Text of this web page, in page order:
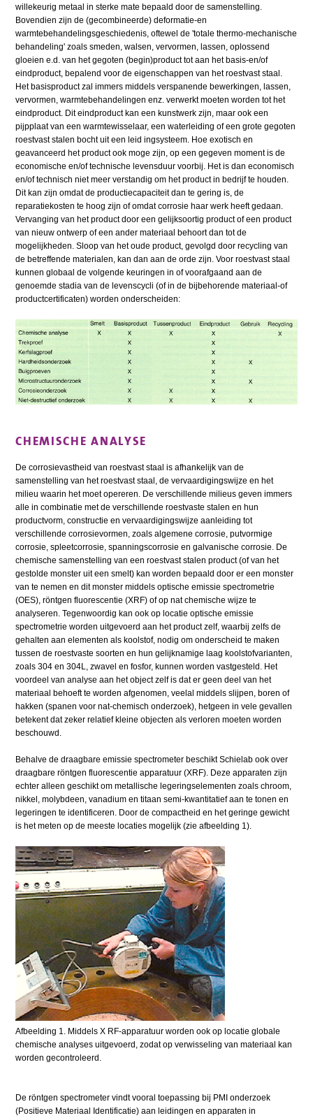
willekeurig metaal in sterke mate bepaald door de samenstelling.
Bovendien zijn de (gecombineerde) deformatie-en
warmtebehandelingsgeschiedenis, oftewel de 'totale thermo-mechanische
behandeling' zoals smeden, walsen, vervormen, lassen, oplossend
gloeien e.d. van het gegoten (begin)product tot aan het basis-en/of
eindproduct, bepalend voor de eigenschappen van het roestvast staal.
Het basisproduct zal immers middels verspanende bewerkingen, lassen,
vervormen, warmtebehandelingen enz. verwerkt moeten worden tot het
eindproduct. Dit eindproduct kan een kunstwerk zijn, maar ook een
pijpplaat van een warmtewisselaar, een waterleiding of een grote gegoten
roestvast stalen bocht uit een leid ingsysteem. Hoe exotisch en
geavanceerd het product ook moge zijn, op een gegeven moment is de
economische en/of technische levensduur voorbij. Het is dan economisch
en/of technisch niet meer verstandig om het product in bedrijf te houden.
Dit kan zijn omdat de productiecapaciteit dan te gering is, de
reparatiekosten te hoog zijn of omdat corrosie haar werk heeft gedaan.
Vervanging van het product door een gelijksoortig product of een product
van nieuw ontwerp of een ander materiaal behoort dan tot de
mogelijkheden. Sloop van het oude product, gevolgd door recycling van
de betreffende materialen, kan dan aan de orde zijn. Voor roestvast staal
kunnen globaal de volgende keuringen in of voorafgaand aan de
genoemde stadia van de levenscycli (of in de bijbehorende materiaal-of
productcertificaten) worden onderscheiden:
CHEMISCHE ANALYSE
De corrosievastheid van roestvast staal is afhankelijk van de
samenstelling van het roestvast staal, de vervaardigingswijze en het
milieu waarin het moet opereren. De verschillende milieus geven immers
alle in combinatie met de verschillende roestvaste stalen en hun
productvorm, constructie en vervaardigingswijze aanleiding tot
verschillende corrosievormen, zoals algemene corrosie, putvormige
corrosie, spleetcorrosie, spanningscorrosie en galvanische corrosie. De
chemische samenstelling van een roestvast stalen product (of van het
gestolde monster uit een smelt) kan worden bepaald door er een monster
van te nemen en dit monster middels optische emissie spectrometrie
(OES), röntgen fluorescentie (XRF) of op nat chemische wijze te
analyseren. Tegenwoordig kan ook op locatie optische emissie
spectrometrie worden uitgevoerd aan het product zelf, waarbij zelfs de
gehalten aan elementen als koolstof, nodig om onderscheid te maken
tussen de roestvaste soorten en hun gelijknamige laag koolstofvarianten,
zoals 304 en 304L, zwavel en fosfor, kunnen worden vastgesteld. Het
voordeel van analyse aan het object zelf is dat er geen deel van het
materiaal behoeft te worden afgenomen, veelal middels slijpen, boren of
hakken (spanen voor nat-chemisch onderzoek), hetgeen in vele gevallen
betekent dat zeker relatief kleine objecten als verloren moeten worden
beschouwd.
Behalve de draagbare emissie spectrometer beschikt Schielab ook over
draagbare röntgen fluorescentie apparatuur (XRF). Deze apparaten zijn
echter alleen geschikt om metallische legeringselementen zoals chroom,
nikkel, molybdeen, vanadium en titaan semi-kwantitatief aan te tonen en
legeringen te identificeren. Door de compactheid en het geringe gewicht
is het meten op de meeste locaties mogelijk (zie afbeelding 1).
Afbeelding 1. Middels X RF-apparatuur worden ook op locatie globale
chemische analyses uitgevoerd, zodat op verwisseling van materiaal kan
worden gecontroleerd.
De röntgen spectrometer vindt vooral toepassing bij PMI onderzoek
(Positieve Materiaal Identificatie) aan leidingen en apparaten in